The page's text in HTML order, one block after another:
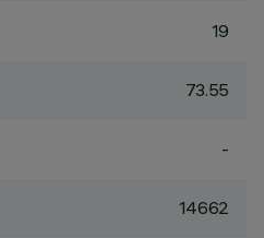
19
73.55
-
14662